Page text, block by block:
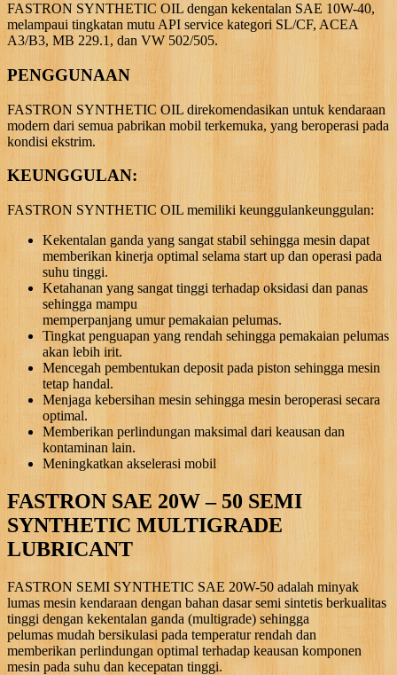
FASTRON SYNTHETIC OIL dengan kekentalan SAE 10W-40,
melampaui tingkatan mutu API service kategori SL/CF, ACEA
A3/B3, MB 229.1, dan VW 502/505.
PENGGUNAAN
FASTRON SYNTHETIC OIL direkomendasikan untuk kendaraan
modern dari semua pabrikan mobil terkemuka, yang beroperasi pada
kondisi ekstrim.
KEUNGGULAN:
FASTRON SYNTHETIC OIL memiliki keunggulankeunggulan:
Kekentalan ganda yang sangat stabil sehingga mesin dapat
memberikan kinerja optimal selama start up dan operasi pada
suhu tinggi.
Ketahanan yang sangat tinggi terhadap oksidasi dan panas
sehingga mampu
memperpanjang umur pemakaian pelumas.
Tingkat penguapan yang rendah sehingga pemakaian pelumas
akan lebih irit.
Mencegah pembentukan deposit pada piston sehingga mesin
tetap handal.
Menjaga kebersihan mesin sehingga mesin beroperasi secara
optimal.
Memberikan perlindungan maksimal dari keausan dan
kontaminan lain.
Meningkatkan akselerasi mobil
FASTRON SAE 20W – 50 SEMI
SYNTHETIC MULTIGRADE
LUBRICANT
FASTRON SEMI SYNTHETIC SAE 20W-50 adalah minyak
lumas mesin kendaraan dengan bahan dasar semi sintetis berkualitas
tinggi dengan kekentalan ganda (multigrade) sehingga
pelumas mudah bersikulasi pada temperatur rendah dan
memberikan perlindungan optimal terhadap keausan komponen
mesin pada suhu dan kecepatan tinggi.